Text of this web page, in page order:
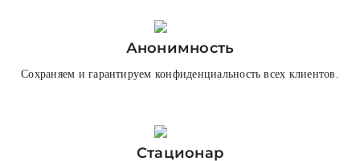
Анонимность
Сохраняем и гарантируем конфиденциальность всех клиентов.
Стационар